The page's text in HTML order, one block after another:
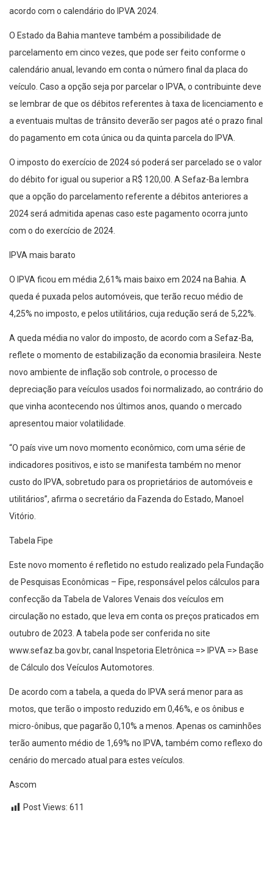
acordo com o calendário do IPVA 2024.
O Estado da Bahia manteve também a possibilidade de
parcelamento em cinco vezes, que pode ser feito conforme o
calendário anual, levando em conta o número final da placa do
veículo. Caso a opção seja por parcelar o IPVA, o contribuinte deve
se lembrar de que os débitos referentes à taxa de licenciamento e
a eventuais multas de trânsito deverão ser pagos até o prazo final
do pagamento em cota única ou da quinta parcela do IPVA.
O imposto do exercício de 2024 só poderá ser parcelado se o valor
do débito for igual ou superior a R$ 120,00. A Sefaz-Ba lembra
que a opção do parcelamento referente a débitos anteriores a
2024 será admitida apenas caso este pagamento ocorra junto
com o do exercício de 2024.
IPVA mais barato
O IPVA ficou em média 2,61% mais baixo em 2024 na Bahia. A
queda é puxada pelos automóveis, que terão recuo médio de
4,25% no imposto, e pelos utilitários, cuja redução será de 5,22%.
A queda média no valor do imposto, de acordo com a Sefaz-Ba,
reflete o momento de estabilização da economia brasileira. Neste
novo ambiente de inflação sob controle, o processo de
depreciação para veículos usados foi normalizado, ao contrário do
que vinha acontecendo nos últimos anos, quando o mercado
apresentou maior volatilidade.
“O país vive um novo momento econômico, com uma série de
indicadores positivos, e isto se manifesta também no menor
custo do IPVA, sobretudo para os proprietários de automóveis e
utilitários”, afirma o secretário da Fazenda do Estado, Manoel
Vitório.
Tabela Fipe
Este novo momento é refletido no estudo realizado pela Fundação
de Pesquisas Econômicas – Fipe, responsável pelos cálculos para
confecção da Tabela de Valores Venais dos veículos em
circulação no estado, que leva em conta os preços praticados em
outubro de 2023. A tabela pode ser conferida no site
www.sefaz.ba.gov.br, canal Inspetoria Eletrônica => IPVA => Base
de Cálculo dos Veículos Automotores.
De acordo com a tabela, a queda do IPVA será menor para as
motos, que terão o imposto reduzido em 0,46%, e os ônibus e
micro-ônibus, que pagarão 0,10% a menos. Apenas os caminhões
terão aumento médio de 1,69% no IPVA, também como reflexo do
cenário do mercado atual para estes veículos.
Ascom
Post Views: 611